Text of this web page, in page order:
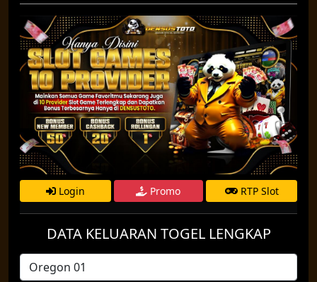
Login Promo RTP Slot
DATA KELUARAN TOGEL LENGKAP